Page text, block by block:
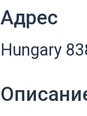
Адрес
Hungary